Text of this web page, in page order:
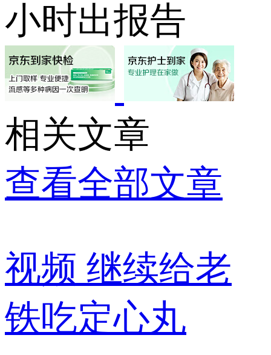
小时出报告
相关文章
查看全部文章
视频 继续给老
铁吃定心丸